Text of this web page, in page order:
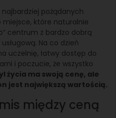
pożądanych
miejsce, które naturalnie
centrum z bardzo dobrą
Na co dzień
uczelnię, łatwy dostęp do
i poczucie, że wszystko
życia ma swoją cenę, ale
jest największą wartością.
między ceną